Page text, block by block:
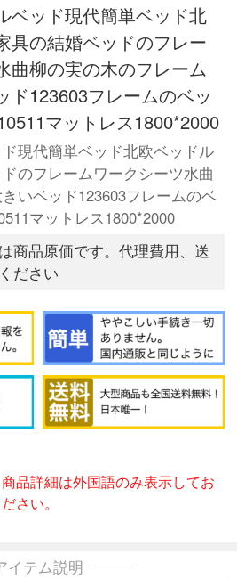
ベッド現代簡単ベッド北
具の結婚ベッドのフレー
曲柳の実の木のフレーム
ド123603フレームのベッ
マットレス1800*2000
現代簡単ベッド北欧ベッドル
のフレームワークシーツ水曲
いベッド123603フレームのベ
マットレス1800*2000
商品原価です。代理費用、送
ださい
品詳細は外国語のみ表示してお
さい。
イテム説明